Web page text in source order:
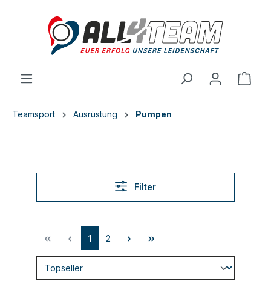
Teamsport Ausrüstung Pumpen
Filter
1 2